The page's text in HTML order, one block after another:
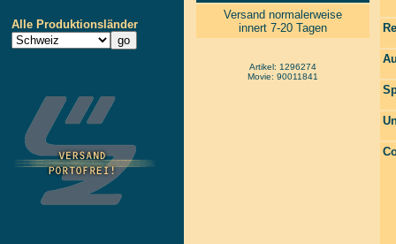
Alle Produktionsländer
Versand normalerweise
innert 7-20 Tagen
Artikel: 1296274
Movie: 90011841